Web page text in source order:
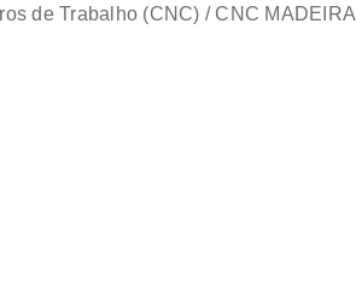
de Trabalho (CNC) / CNC MADEIRA